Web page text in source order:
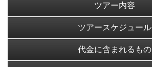
ツアー内容
ツアースケジュール
代金に含まれるもの